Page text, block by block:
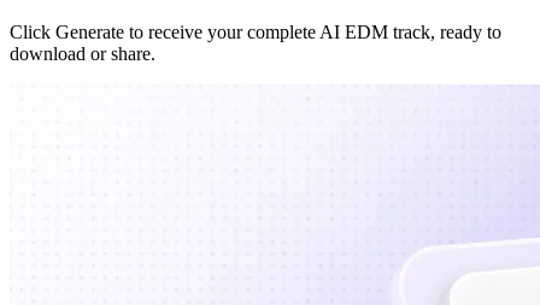
Click Generate to receive your complete AI EDM track, ready to
download or share.